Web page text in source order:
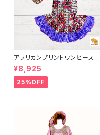
アフリカンプリントワンピース＆
ボレロのセット アフリカ布 カン
ガ キテンゲ ギニア フェアトレー
ド INUWALIAFRICA
¥8,925
25%OFF